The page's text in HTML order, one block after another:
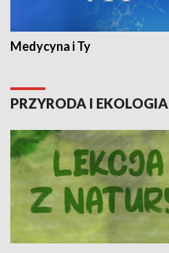
Medycyna i Ty
PRZYRODA I EKOLOGIA